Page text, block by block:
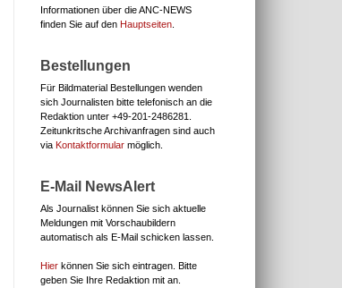
Informationen über die ANC-NEWS
finden Sie auf den Hauptseiten
Bestellungen
Für Bildmaterial Bestellungen wenden
sich Journalisten bitte telefonisch an die
Redaktion unter +49-201-2486281.
Zeitunkritsche Archivanfragen sind auch
via Kontaktformular möglich.
E-Mail NewsAlert
Als Journalist können Sie sich aktuelle
Meldungen mit Vorschaubildern
automatisch als E-Mail schicken lassen.
Hier können Sie sich eintragen. Bitte
geben Sie Ihre Redaktion mit an.